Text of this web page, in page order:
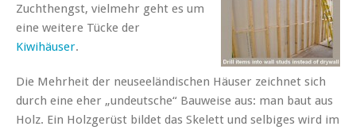
Zuchthengst, vielmehr geht es um
eine weitere Tücke der
Kiwihäuser.
Die Mehrheit der neuseeländischen Häuser zeichnet sich
durch eine eher „undeutsche“ Bauweise aus: man baut aus
Holz. Ein Holzgerüst bildet das Skelett und selbiges wird im